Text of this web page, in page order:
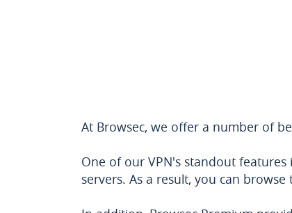
At Browsec, we offer a number of
One of our VPN's standout
servers. As a result, you can